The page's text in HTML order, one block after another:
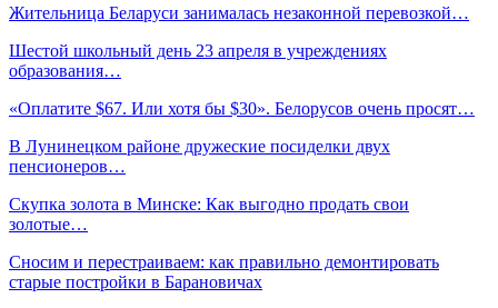
Жительница Беларуси занималась незаконной перевозкой…
Шестой школьный день 23 апреля в учреждениях
образования…
«Оплатите $67. Или хотя бы $30». Белорусов очень просят…
В Лунинецком районе дружеские посиделки двух
пенсионеров…
Скупка золота в Минске: Как выгодно продать свои
золотые…
Сносим и перестраиваем: как правильно демонтировать
старые постройки в Барановичах